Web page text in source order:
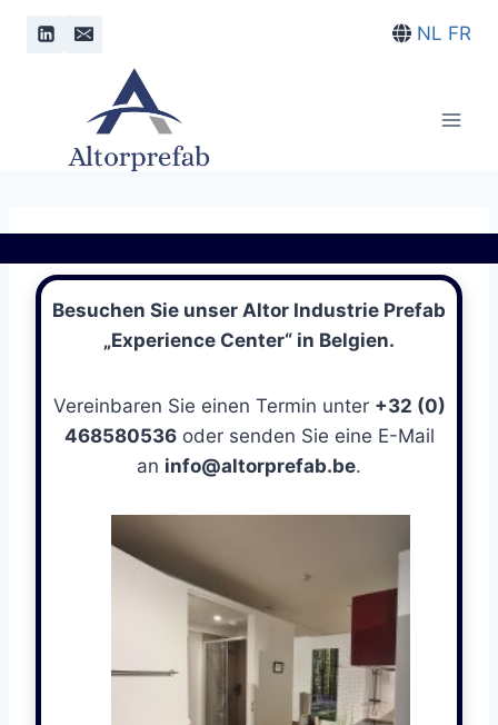
naar
NL FR
Besuchen Sie unser Altor Industrie Prefab
„Experience Center“ in Belgien.
Vereinbaren Sie einen Termin unter +32 (0)
468580536oder senden Sie eine E-Mail
an info@altorprefab.be.